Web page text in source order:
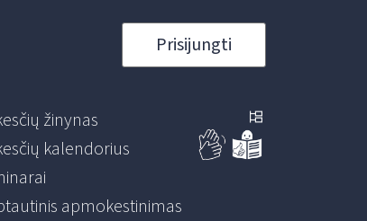
Prisijungti
žinynas
kalendorius
apmokestinimas